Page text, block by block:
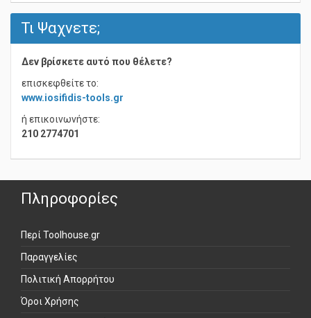
Τι Ψαχνετε;
Δεν βρίσκετε αυτό που θέλετε?
επισκεφθείτε το:
www.iosifidis-tools.gr
ή επικοινωνήστε:
210 2774701
Πληροφορίες
Περί Toolhouse.gr
Παραγγελίες
Πολιτική Απορρήτου
Όροι Χρήσης